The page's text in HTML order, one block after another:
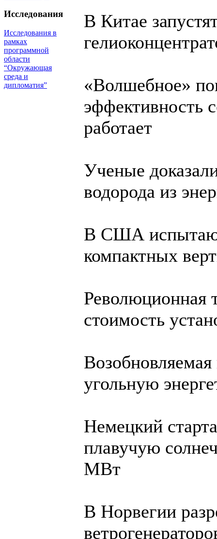
Исследования
Исследования в
рамках
программной
области
“Окружающая
среда и
дипломатия”
В Китае
«Волшебное»
эффективность
работает
Ученые
водорода из
В США
компактных
Революционная
стоимость
Возобновляемая
угольную
Немецкий
плавучую
МВт
В Норвегии